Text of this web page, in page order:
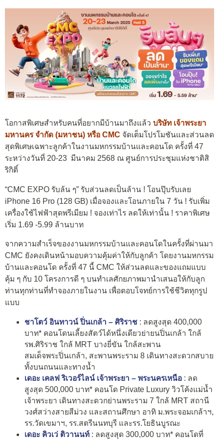
โอกาสพิเศษสำหรับคนที่อยากมีบ้านมาถึงแล้ว บริษัท เจ้าพระยา
มหานคร จำกัด (มหาชน) หรือ CMC จัดเต็มโปรโมชันและส่วนลด
สุดพิเศษเฉพาะลูกค้าในงานมหกรรมบ้านและคอนโด ครั้งที่ 47
ระหว่างวันที่ 20-23 มีนาคม 2568 ณ ศูนย์การประชุมแห่งชาติสิ
ริกิติ์
“CMC EXPO รับล้น ๆ” รับส่วนลดเป็นล้าน ! โอนปุ๊บรับเลย
iPhone 16 Pro (128 GB) เมื่อจองและโอนภายใน 7 วัน ! รับเพิ่ม
เครื่องใช้ไฟฟ้าสุดพรีเมียม ! จองเท่าไร ลดให้เท่านั้น ! ราคาพิเศษ
เริ่ม 1.69 -5.99 ล้านบาท
จากความสำเร็จของงานมหกรรมบ้านและคอนโดในครั้งที่ผ่านมา
CMC ยังคงเดินหน้ามอบความคุ้มค่าให้กับลูกค้า โดยงานมหกรรม
บ้านและคอนโด ครั้งที่ 47 นี้ CMC ให้ส่วนลดและของแถมแบบ
คุ้ม ๆ กับ 10 โครงการดี ๆ บนทำเลศักยภาพมานำเสนอให้กับลูก
ท่านทุกท่านที่ทำจองภายในงาน เพื่อตอบโจทย์การใช้ชีวิตทุกรูป
แบบ
ชาโตว์ อินทาวน์ ปิ่นเกล้า – ศิริราช : ลดสูงสุด 400,000
บาท* คอนโดนเลี้ยงสัตว์ได้หนึ่งเดียวย่ายนปิ่นเกล้า ใกล้
รพ.ศิริราช ใกล้ MRT บางยี่ขัน ใกล้สะพาน
สมเด็จพระปิ่นเกล้า, สะพานพระราม 8 เดินทางสะดวกสบาย
ทั้งบนถนนและทางน้ำ
เดอะ เคลฟ ริเวอร์ไลน์ เจ้าพระยา – พระนครเหนือ : ลด
สูงสุด 500,000 บาท* คอนโด Private Luxury วิวโค้งแม่น้ำ
เจ้าพระยา เดินทางสะดวกย่านพระราม 7 ใกล้ MRT สถานี
วงศ์สว่างสายสีม่วง และสถานศึกษา อาทิ ม.พระจอมเกล้าฯ,
รร.วัดเขมาฯ, รร.สตรีนนทบุรี และรร.โยธินบูรณะ
เดอะ คิวเว่ ติวานนท์ : ลดสูงสุด 300,000 บาท* คอนโดที่